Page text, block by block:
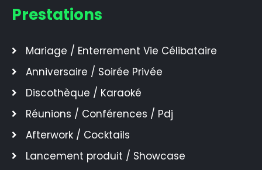
Prestations
Mariage / Enterrement Vie Célibataire
Anniversaire / Soirée Privée
Discothèque / Karaoké
Réunions / Conférences / Pdj
Afterwork / Cocktails
Lancement produit / Showcase